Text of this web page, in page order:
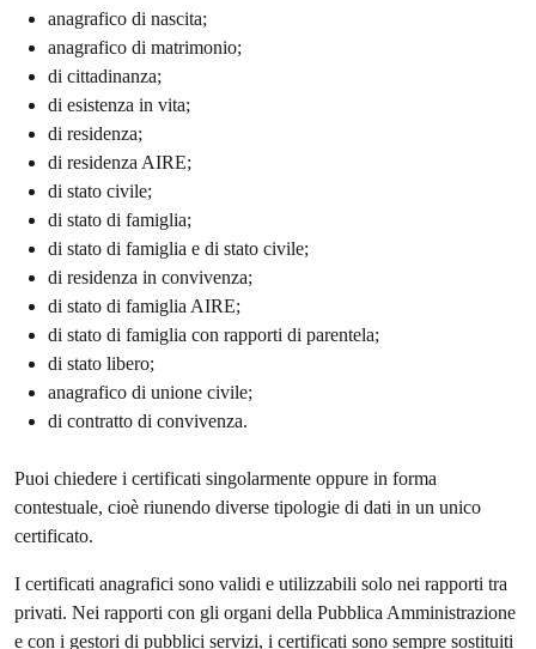
anagrafico di nascita;
anagrafico di matrimonio;
di cittadinanza;
di esistenza in vita;
di residenza;
di residenza AIRE;
di stato civile;
di stato di famiglia;
di stato di famiglia e di stato civile;
di residenza in convivenza;
di stato di famiglia AIRE;
di stato di famiglia con rapporti di parentela;
di stato libero;
anagrafico di unione civile;
di contratto di convivenza.
Puoi chiedere i certificati singolarmente oppure in forma
contestuale, cioè riunendo diverse tipologie di dati in un unico
certificato.
I certificati anagrafici sono validi e utilizzabili solo nei rapporti tra
privati. Nei rapporti con gli organi della Pubblica Amministrazione
e con i gestori di pubblici servizi, i certificati sono sempre sostituiti